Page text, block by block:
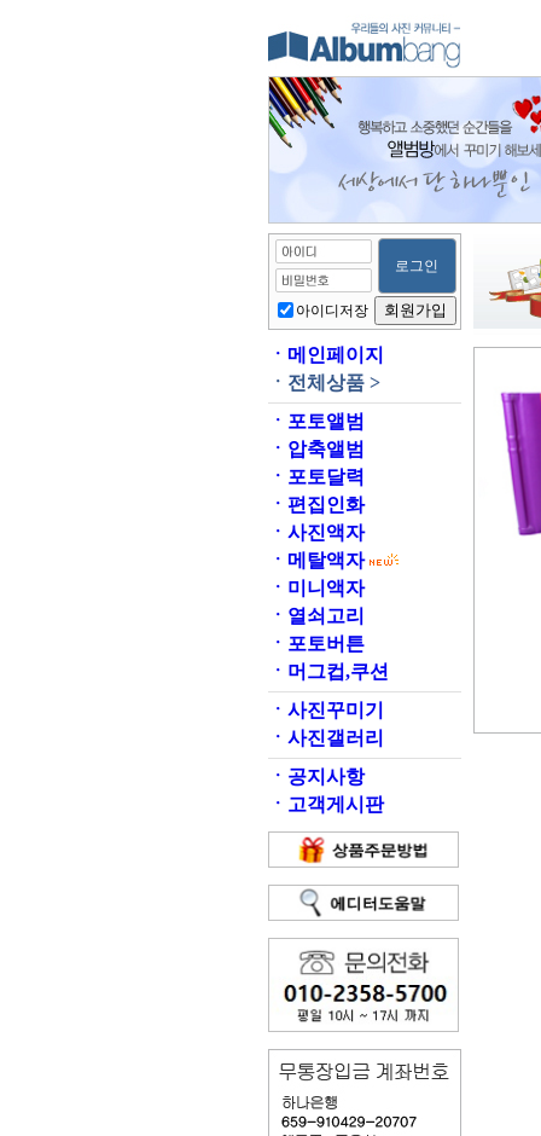
아이디저장
ㆍ 메인페이지
ㆍ 전체상품 >
ㆍ 포토앨범
ㆍ 압축앨범
ㆍ 포토달력
ㆍ 편집인화
ㆍ 사진액자
ㆍ 메탈액자
ㆍ 미니액자
ㆍ 열쇠고리
ㆍ 포토버튼
ㆍ 머그컵,쿠션
ㆍ 사진꾸미기
ㆍ 사진갤러리
ㆍ 공지사항
ㆍ 고객게시판